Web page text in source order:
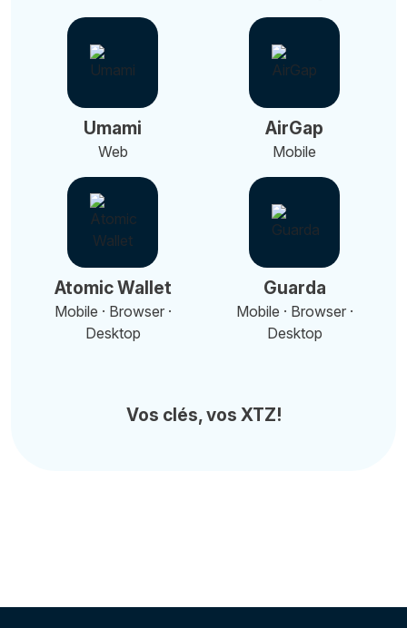
Umami
Web
AirGap
Mobile
Atomic Wallet
Mobile · Browser ·
Desktop
Guarda
Mobile · Browser ·
Desktop
Vos clés, vos XTZ!